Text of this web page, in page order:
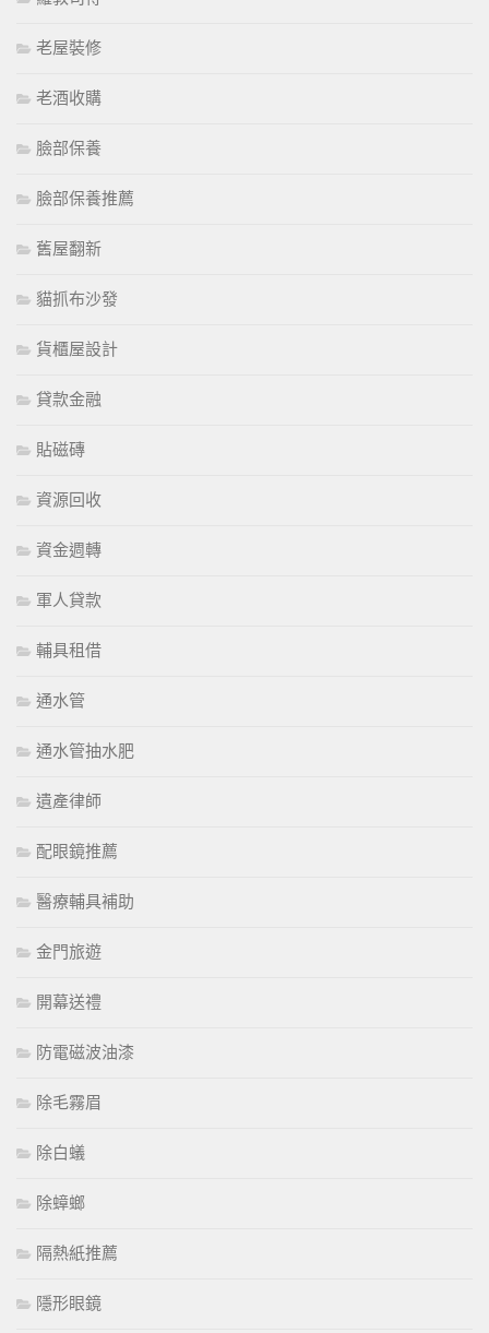
老屋裝修
老酒收購
臉部保養
臉部保養推薦
舊屋翻新
貓抓布沙發
貨櫃屋設計
貸款金融
貼磁磚
資源回收
資金週轉
軍人貸款
輔具租借
通水管
通水管抽水肥
遺產律師
配眼鏡推薦
醫療輔具補助
金門旅遊
開幕送禮
防電磁波油漆
除毛霧眉
除白蟻
除蟑螂
隔熱紙推薦
隱形眼鏡